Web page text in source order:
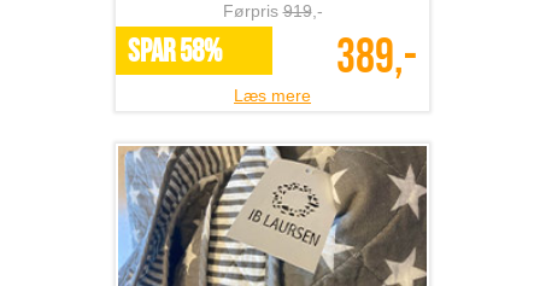
Førpris919,-
SPAR 58% 389,-
Læs mere